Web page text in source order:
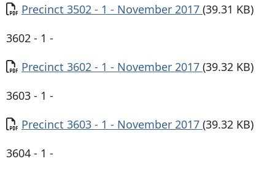
Documento
Precinct 3502 - 1 - November 2017 (39.31 KB)
3602 - 1 -
Documento
Precinct 3602 - 1 - November 2017 (39.32 KB)
3603 - 1 -
Documento
Precinct 3603 - 1 - November 2017 (39.32 KB)
3604 - 1 -